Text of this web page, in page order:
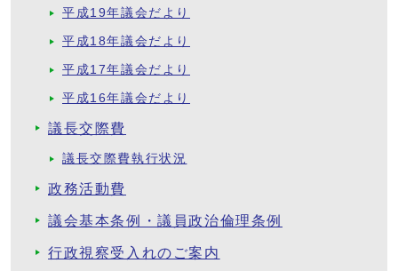
平成19年議会だより
平成18年議会だより
平成17年議会だより
平成16年議会だより
議長交際費
議長交際費執行状況
政務活動費
議会基本条例・議員政治倫理条例
行政視察受入れのご案内